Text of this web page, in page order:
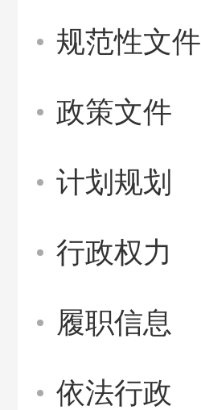
规范性文件
政策文件
计划规划
行政权力
履职信息
依法行政